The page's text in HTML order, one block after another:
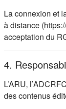
La connexion et
à distance
acceptation du
4.
L’ARU,
des contenus